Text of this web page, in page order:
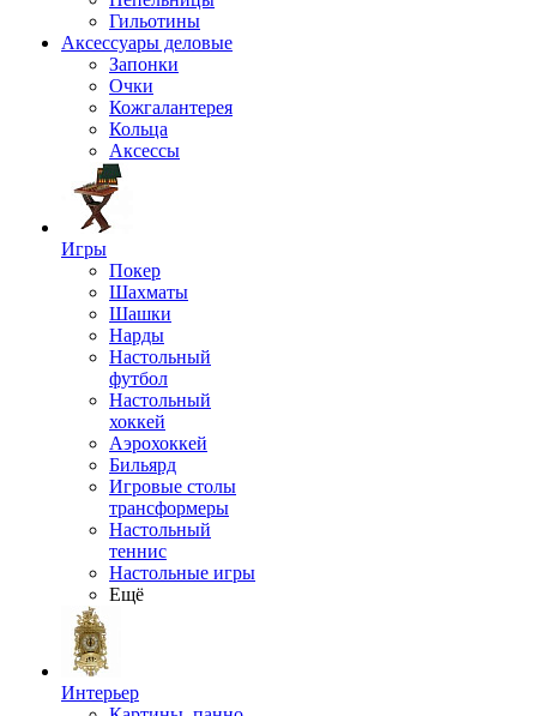
Гильотины
Аксессуары деловые
Запонки
Очки
Кожгалантерея
Кольца
Аксессы
Игры
Покер
Шахматы
Шашки
Нарды
Настольный
футбол
Настольный
хоккей
Аэрохоккей
Бильярд
Игровые столы
трансформеры
Настольный
теннис
Настольные игры
Ещё
Интерьер